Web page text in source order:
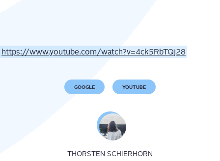
https://www.youtube.com/watch?v=4ck5RbTQj28
GOOGLE YOUTUBE
THORSTEN SCHIERHORN